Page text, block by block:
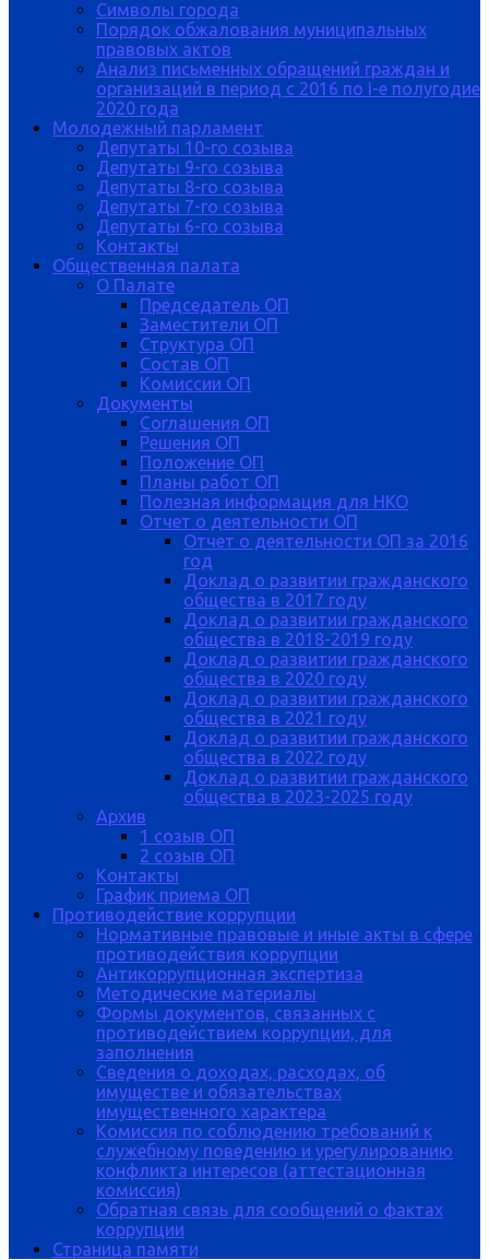
Символы города
Порядок обжалования муниципальных
правовых актов
Анализ письменных обращений граждан и
организаций в период с 2016 по I-е полугодие
2020 года
Молодежный парламент
Депутаты 10-го созыва
Депутаты 9-го созыва
Депутаты 8-го созыва
Депутаты 7-го созыва
Депутаты 6-го созыва
Контакты
Общественная палата
О Палате
Председатель ОП
Заместители ОП
Структура ОП
Состав ОП
Комиссии ОП
Документы
Соглашения ОП
Решения ОП
Положение ОП
Планы работ ОП
Полезная информация для НКО
Отчет о деятельности ОП
Отчет о деятельности ОП за 2016
год
Доклад о развитии гражданского
общества в 2017 году
Доклад о развитии гражданского
общества в 2018-2019 году
Доклад о развитии гражданского
общества в 2020 году
Доклад о развитии гражданского
общества в 2021 году
Доклад о развитии гражданского
общества в 2022 году
Доклад о развитии гражданского
общества в 2023-2025 году
Архив
1 созыв ОП
2 созыв ОП
Контакты
График приема ОП
Противодействие коррупции
Нормативные правовые и иные акты в сфере
противодействия коррупции
Антикоррупционная экспертиза
Методические материалы
Формы документов, связанных с
противодействием коррупции, для
заполнения
Сведения о доходах, расходах, об
имуществе и обязательствах
имущественного характера
Комиссия по соблюдению требований к
служебному поведению и урегулированию
конфликта интересов (аттестационная
комиссия)
Обратная связь для сообщений о фактах
коррупции
Страница памяти